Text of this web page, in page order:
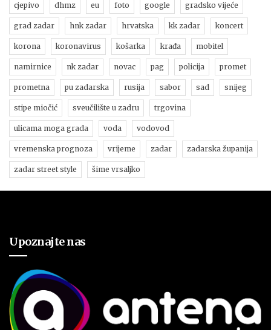
cjepivo dhmz eu foto google gradsko vijeće
grad zadar hnk zadar hrvatska kk zadar koncert
korona koronavirus košarka krađa mobitel
namirnice nk zadar novac pag policija promet
prometna pu zadarska rusija sabor sad snijeg
stipe miočić sveučilište u zadru trgovina
ulicama moga grada voda vodovod
vremenska prognoza vrijeme zadar zadarska županija
zadar street style šime vrsaljko
Upoznajte nas